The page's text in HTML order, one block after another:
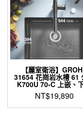
【麗室衛浴】
31654 花崗岩水槽 61
K700U 70-C 上嵌、
NT$19,890
此